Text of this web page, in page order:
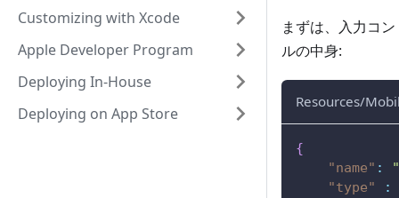
Customizing with Xcode
Apple Developer Program
Deploying In-House
Deploying on App Store
まずは、入力コ
ルの中身:
Resources/
{
"name" :
"type"
: